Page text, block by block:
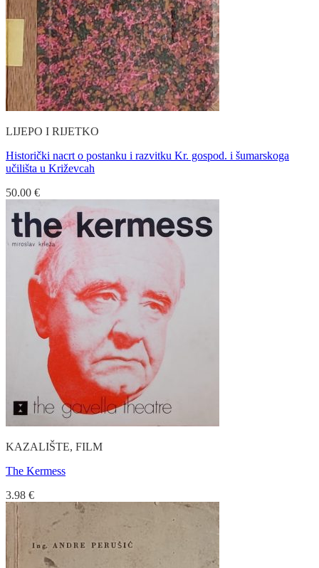
LIJEPO I RIJETKO
Historički nacrt o postanku i razvitku Kr. gospod. i šumarskoga
učilišta u Križevcah
50.00 €
KAZALIŠTE, FILM
The Kermess
3.98 €